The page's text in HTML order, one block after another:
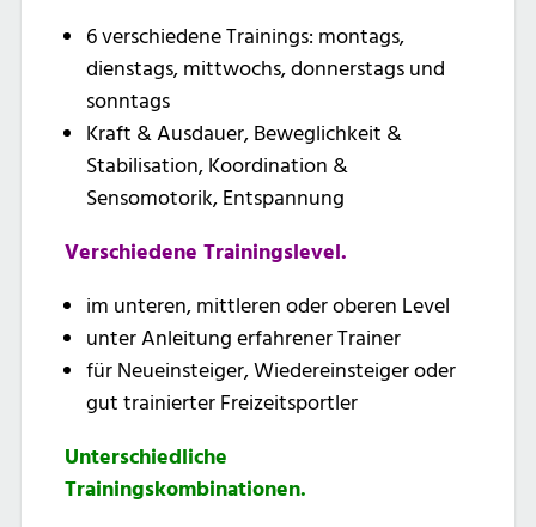
6 verschiedene Trainings: montags,
dienstags, mittwochs, donnerstags und
sonntags
Kraft & Ausdauer, Beweglichkeit &
Stabilisation, Koordination &
Sensomotorik, Entspannung
Verschiedene Trainingslevel.
im unteren, mittleren oder oberen Level
unter Anleitung erfahrener Trainer
für Neueinsteiger, Wiedereinsteiger oder
gut trainierter Freizeitsportler
Unterschiedliche
Trainingskombinationen.